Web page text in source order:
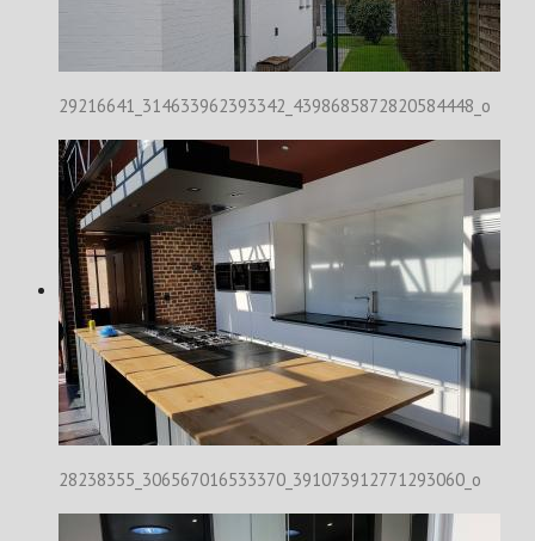
29216641_314633962393342_4398685872820584448_o
28238355_306567016533370_391073912771293060_o